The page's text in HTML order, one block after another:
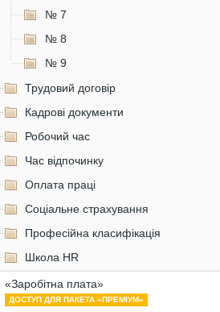
№ 7
№ 8
№ 9
Трудовий договір
Кадрові документи
Робочий час
Час відпочинку
Оплата праці
Соціальне страхування
Професійна класифікація
Школа HR
«Заробітна плата»
ДОСТУП ДЛЯ ПАКЕТА «ПРЕМІУМ»